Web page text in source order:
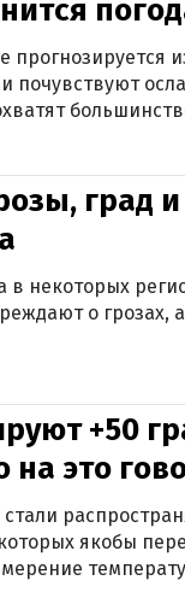
почувствуют
град
в некоторых
о грозах,
+50
на это
стали
якобы